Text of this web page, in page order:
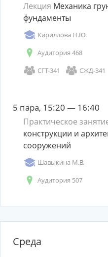
Лекция Механика
фундаменты
Кириллова Н.Ю.
Аудитория 468
СГТ-341
СЖД-341
5 пара, 15:20 — 16:40
Практическое
конструкции и
сооружений
Шавыкина М.В.
Аудитория 507
Среда